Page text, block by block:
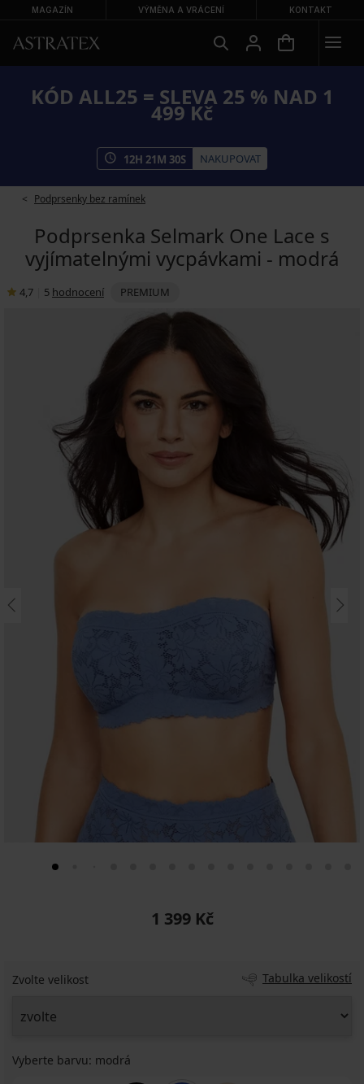
MAGAZÍN VÝMĚNA A VRÁCENÍ KONTAKT
KÓD ALL25 = SLEVA 25 % NAD 1
499 Kč
12H 21M 30S NAKUPOVAT
Podprsenky bez ramínek
Podprsenka Selmark One Lace s
vyjímatelnými vycpávkami - modrá
4,7 5 hodnocení PREMIUM
1 399 Kč
Zvolte velikost Tabulka velikostí
Vyberte barvu: modrá